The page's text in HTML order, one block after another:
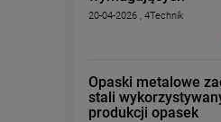
20-04-2026 , 4Technik
Opaski metalowe
stali
produkcji opasek